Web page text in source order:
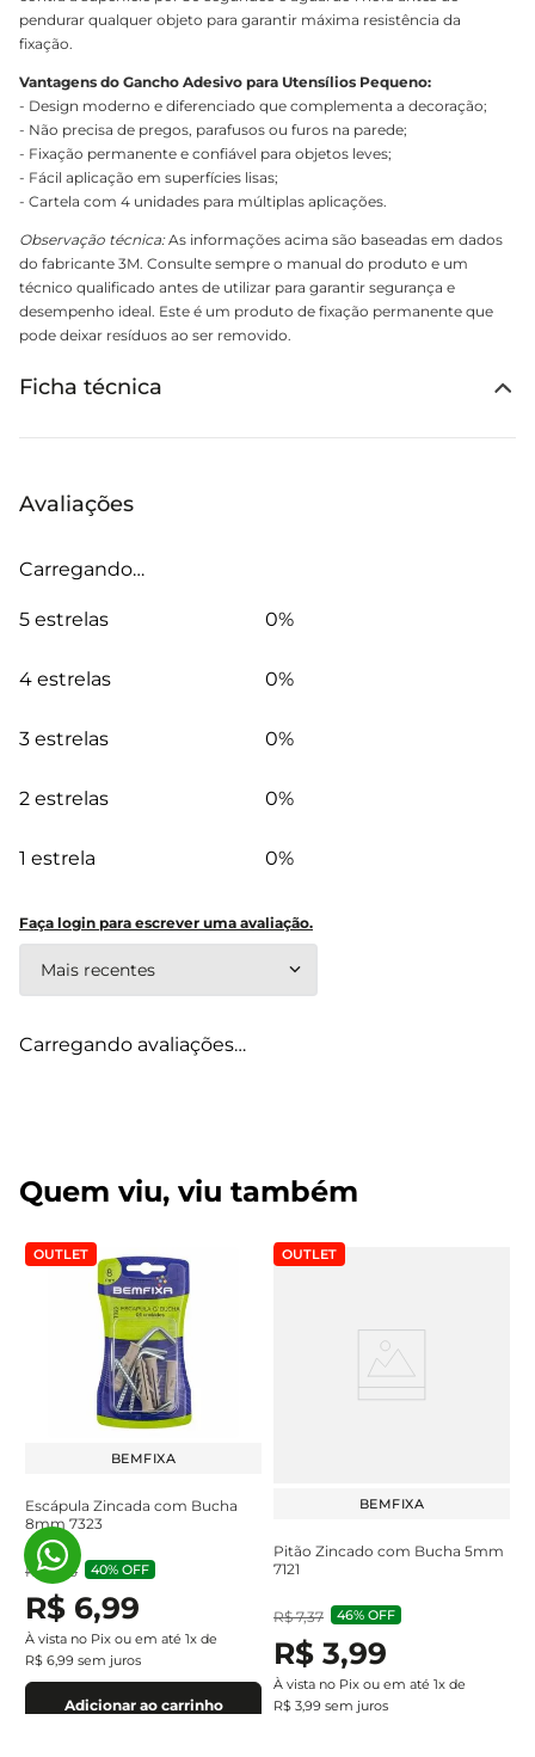
pendurar qualquer objeto para garantir máxima resistência da
fixação.
Vantagens do Gancho Adesivo para Utensílios Pequeno:
- Design moderno e diferenciado que complementa a decoração;
- Não precisa de pregos, parafusos ou furos na parede;
- Fixação permanente e confiável para objetos leves;
- Fácil aplicação em superfícies lisas;
- Cartela com 4 unidades para múltiplas aplicações.
Observação técnica:As informações acima são baseadas em dados
do fabricante 3M. Consulte sempre o manual do produto e um
técnico qualificado antes de utilizar para garantir segurança e
desempenho ideal. Este é um produto de fixação permanente que
pode deixar resíduos ao ser removido.
Ficha técnica
Avaliações
Carregando…
5 estrelas 0%
4 estrelas 0%
3 estrelas 0%
2 estrelas 0%
1 estrela 0%
Faça login para escrever uma avaliação.
Mais recentes
Carregando avaliações…
Quem viu, viu também
OUTLET
BEMFIXA
Escápula Zincada com Bucha
8mm 7323
R$ 11,63 40% OFF
R$ 6,99
À vista no Pix ou em até 1x de
R$ 6,99 sem juros
Adicionar ao carrinho
OUTLET
BEMFIXA
Pitão Zincado com Bucha 5mm
7121
R$ 7,37 46% OFF
R$ 3,99
À vista no Pix ou em até 1x de
R$ 3,99 sem juros